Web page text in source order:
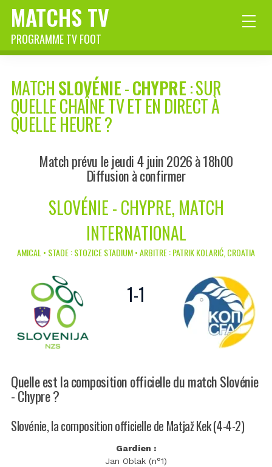
MATCHS TV
PROGRAMME TV FOOT
MATCHSLOVÉNIE-CHYPRE: SUR
QUELLE CHAÎNE TV ET EN DIRECT À
QUELLE HEURE ?
Match prévu le jeudi 4 juin 2026 à 18h00
Diffusion à confirmer
SLOVÉNIE - CHYPRE, MATCH
INTERNATIONAL
AMICAL • STADE : STOZICE STADIUM • ARBITRE : PATRIK KOLARIĆ, CROATIA
1-1
Quelle est la composition officielle du match Slovénie
- Chypre ?
Slovénie, la composition officielle de Matjaž Kek (4-4-2)
Gardien :
Jan Oblak (n°1)